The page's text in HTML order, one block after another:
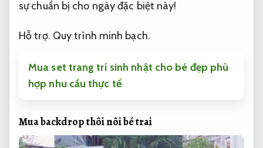
sự chuẩn bị cho ngày đặc biệt này!
Hỗ trợ. Quy trình minh bạch.
Mua set trang trí sinh nhật cho bé đẹp phù
hợp nhu cầu thực tế
Mua backdrop thôi nôi bé trai